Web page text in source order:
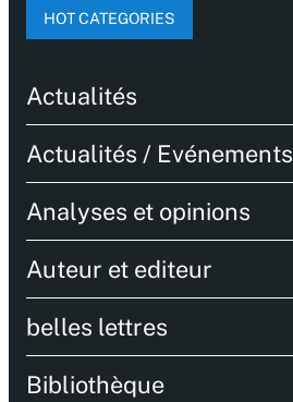
HOT CATEGORIES
Actualités
Actualités / Evénements
Analyses et opinions
Auteur et editeur
belles lettres
Bibliothèque